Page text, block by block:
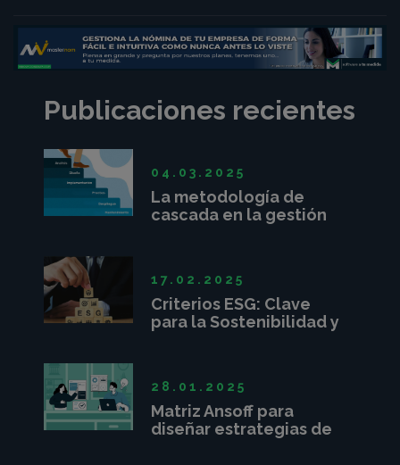
Publicaciones recientes
La metodología de
cascada en la gestión
04.03.2025
Criterios ESG: Clave
para la Sostenibilidad y
17.02.2025
Matriz Ansoff para
diseñar estrategias de
28.01.2025